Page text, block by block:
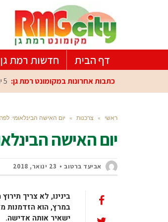
דף הבית חדשות רמת גן
כתבות אחרונות במקומונט רמת גן: 5 יולי, 2026
ראשי » צרכנות » יום האישה הבינלאומי:
יום האישה
אביעד ברטוב 23 ינואר, 2018
במרץ, הוא הזדמנות
ישאיר אותה אדישה.